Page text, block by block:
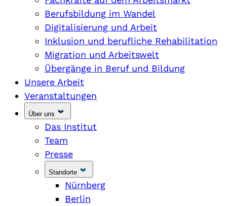
Berufsbildung im Wandel
Digitalisierung und Arbeit
Inklusion und berufliche Rehabilitation
Migration und Arbeitswelt
Übergänge in Beruf und Bildung
Unsere Arbeit
Veranstaltungen
Über uns
Das Institut
Team
Presse
Standorte
Nürnberg
Berlin